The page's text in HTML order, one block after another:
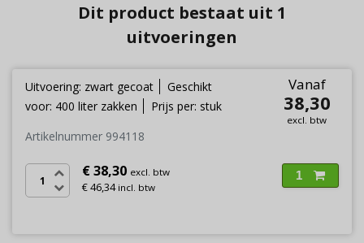
Dit product bestaat uit 1
uitvoeringen
Uitvoering: zwart gecoat
Geschikt
voor: 400 liter zakken
Prijs per: stuk
Vanaf
38,30
excl. btw
Artikelnummer 994118
€ 38,30 excl. btw
€ 46,34incl. btw
1